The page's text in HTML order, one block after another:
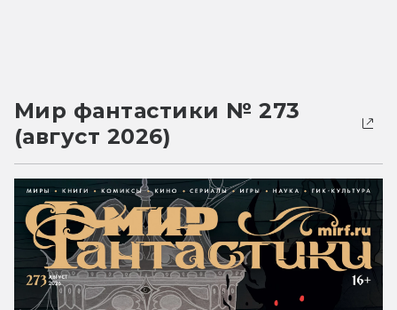
Мир фантастики № 273
(август 2026)